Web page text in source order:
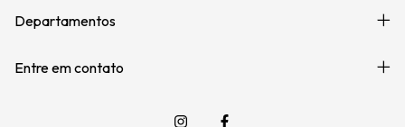
Departamentos
Entre em contato